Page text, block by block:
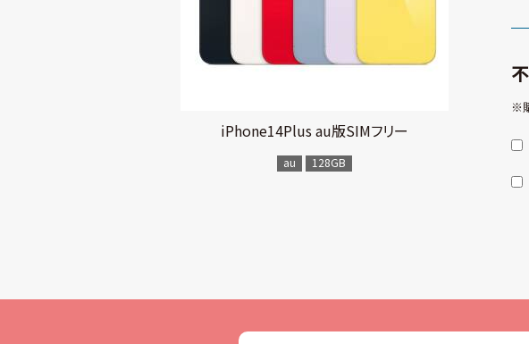
iPhone14Plus au版SIMフリー
au 128GB
※